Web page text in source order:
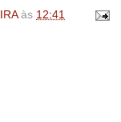
às 12:41